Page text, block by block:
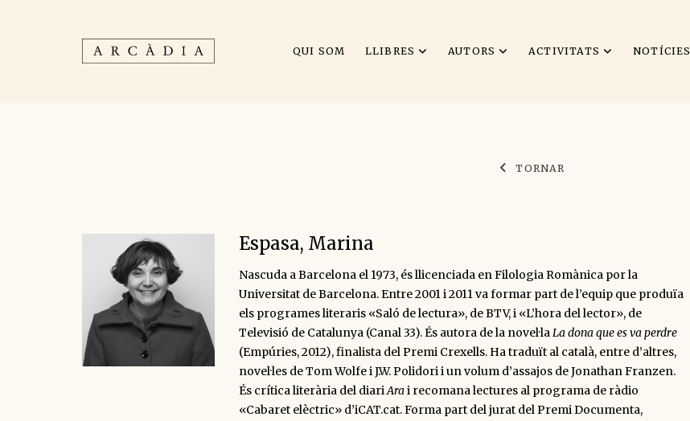
QUI SOM LLIBRES AUTORS ACTIVITATS NOTÍCIES
TORNAR
Espasa, Marina
Nascuda a Barcelona el 1973, és llicenciada en Filologia Romànica por la
Universitat de Barcelona. Entre 2001 i 2011 va formar part de l’equip que produïa
els programes literaris «Saló de lectura», de BTV, i «L’hora del lector», de
Televisió de Catalunya (Canal 33). És autora de la novel·laLa dona que es va perdre
(Empúries, 2012), finalista del Premi Crexells. Ha traduït al català, entre d’altres,
novel·les de Tom Wolfe i J.W. Polidori i un volum d’assajos de Jonathan Franzen.
És crítica literària del diariArai recomana lectures al programa de ràdio
«Cabaret elèctric» d’iCAT.cat. Forma part del jurat del Premi Documenta,